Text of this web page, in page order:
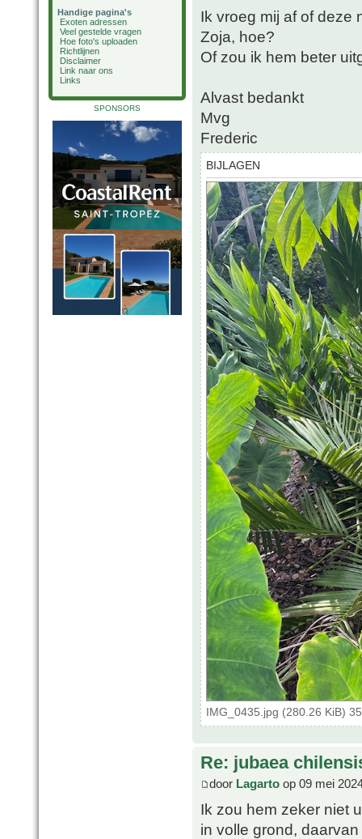
Handige pagina's
Exoten adressen
Veel gestelde vragen
Hoe foto's uploaden
Richtlijnen
Disclaimer
Link naar ons
Links
SPONSORS
Ik vroeg mij af of deze
Zoja, hoe?
Of zou ik hem beter
Alvast bedankt
Mvg
Frederic
BIJLAGEN
IMG_0435.jpg (280.26 KiB)
Re: jubaea
door Lagarto op 09 mei
Ik zou hem zeker niet
in volle grond,